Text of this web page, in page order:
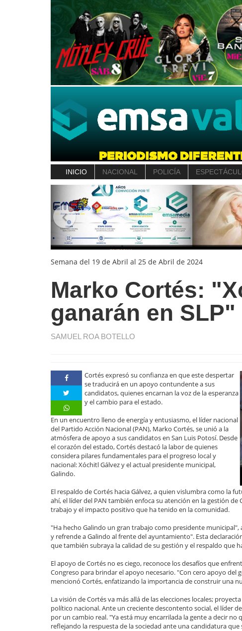
INICIO NACIONAL POLICÍA
Semana del 19 de Abril al 25 de Abril de 2024
Marko Cortés:
ganarán en SLP"
SAMUEL ROA BOTELLO
Cortés expresó su confianza en que este despertar
se traducirá en un apoyo contundente a sus
candidatos, quienes encarnan la voz de la esperanza
y el cambio para el estado.
En un encuentro lleno de energía y entusiasmo, el líder nacional
del Partido Acción Nacional (PAN), Marko Cortés, se unió a la
atmósfera de apoyo a sus candidatos en San Luis Potosí. Desde
el corazón del estado, Cortés destacó la labor de quienes
considera pilares fundamentales para el progreso local y
nacional: Xóchitl Gálvez y el actual presidente municipal,
Galindo.
El respaldo de Cortés hacia Gálvez, a quien vislumbra como la
ahí, el líder del PAN también enfoca su atención en la gestión
trabajo y el impacto positivo que ha tenido en la comunidad.
"Ha hecho Galindo un gran trabajo como presidente
y refrende a Galindo al frente del ayuntamiento". Esta
que también subraya la calidad de su gestión y el respaldo que
El apoyo de Cortés no es ciego, reconoce los desafíos que
Congreso para brindar el apoyo necesario. "Con cero apoyo
mencionó Cortés, enfatizando la importancia de construir una
La visión de Cortés va más allá de las elecciones locales;
político nacional. Ante un creciente descontento social, el líder
por un cambio real. "Ya está muy encarrilada la gente a decir
reflejando la respuesta de la sociedad ante una candidatura que